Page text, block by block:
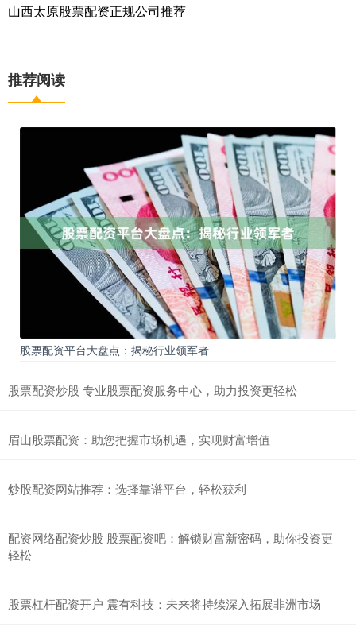
山西太原股票配资正规公司推荐
推荐阅读
股票配资平台大盘点：揭秘行业领军者
股票配资炒股 专业股票配资服务中心，助力投资更轻松
眉山股票配资：助您把握市场机遇，实现财富增值
炒股配资网站推荐：选择靠谱平台，轻松获利
配资网络配资炒股 股票配资吧：解锁财富新密码，助你投资更
轻松
股票杠杆配资开户 震有科技：未来将持续深入拓展非洲市场